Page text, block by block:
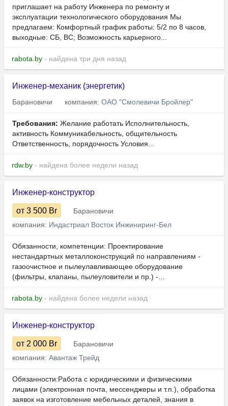
приглашает на работу Инженера по ремонту и
эксплуатации технологического оборудования Мы
предлагаем: Комфортный график работы: 5/2 по 8 часов,
выходные: СБ, ВС; Возможность карьерного...
rabota.by - найдена три дня назад
Инженер-механик (энергетик)
Барановичи компания: ОАО "Смолевичи Бройлер"
Требования: Желание работать Исполнительность,
активность Коммуникабельность, общительность
Ответственность, порядочность Условия...
rdw.by - найдена более недели назад
Инженер-конструктор
от 3 500 Br
Барановичи
компания: Индастриал Восток Инжиниринг-Бел
Обязанности, компетенции: Проектирование
нестандартных металлоконструкций по направлениям -
газоочистное и пылеулавливающее оборудование
(фильтры, клапаны, пылеуловители и пр.) -...
rabota.by - найдена более недели назад
Инженер-конструктор
от 2 000 Br
Барановичи
компания: Авантаж Трейд
Обязанности:Работа с юридическими и физическими
лицами (электронная почта, мессенджеры и т.п.), обработка
заявок на изготовление мебельных деталей, знания в